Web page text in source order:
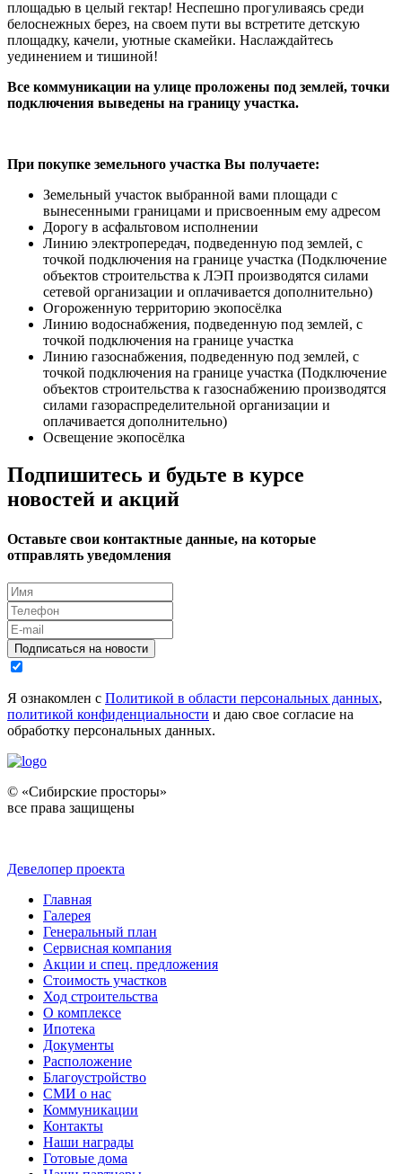
площадью в целый гектар! Неспешно прогуливаясь среди
белоснежных берез, на своем пути вы встретите детскую
площадку, качели, уютные скамейки. Наслаждайтесь
уединением и тишиной!
Все коммуникации на улице проложены под землей, точки
подключения выведены на границу участка.
При покупке земельного участка Вы получаете:
Земельный участок выбранной вами площади с
вынесенными границами и присвоенным ему адресом
Дорогу в асфальтовом исполнении
Линию электропередач, подведенную под землей, с
точкой подключения на границе участка (Подключение
объектов строительства к ЛЭП производятся силами
сетевой организации и оплачивается дополнительно)
Огороженную территорию экопосёлка
Линию водоснабжения, подведенную под землей, с
точкой подключения на границе участка
Линию газоснабжения, подведенную под землей, с
точкой подключения на границе участка (Подключение
объектов строительства к газоснабжению производятся
силами газораспределительной организации и
оплачивается дополнительно)
Освещение экопосёлка
Подпишитесь и будьте в курсе
новостей и акций
Оставьте свои контактные данные, на которые
отправлять уведомления
Подписаться на новости
Я ознакомлен с Политикой в области персональных данных,
политикой конфиденциальности и даю свое согласие на
обработку персональных данных.
© «Сибирские просторы»
все права защищены
Девелопер проекта
Главная
Галерея
Генеральный план
Сервисная компания
Акции и спец. предложения
Стоимость участков
Ход строительства
О комплексе
Ипотека
Документы
Расположение
Благоустройство
СМИ о нас
Коммуникации
Контакты
Наши награды
Готовые дома